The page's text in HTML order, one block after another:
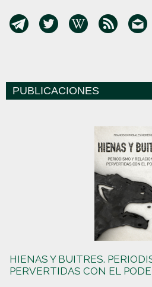
PUBLICACIONES
HIENAS Y BUITRES.
PERVERTIDAS CON EL